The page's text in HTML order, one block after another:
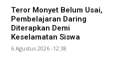
Teror Monyet Belum Usai,
Pembelajaran Daring
Diterapkan Demi
Keselamatan Siswa
6 Agustus 2026 -12:38